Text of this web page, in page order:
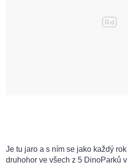
Je tu jaro a s ním se jako každý
druhohor ve všech z 5 DinoParků